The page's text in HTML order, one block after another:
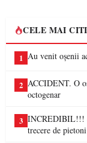
CELE MAI
1 Au venit oșenii
2 ACCIDENT. O
octogenar
3 INCREDIBIL!!!
trecere de